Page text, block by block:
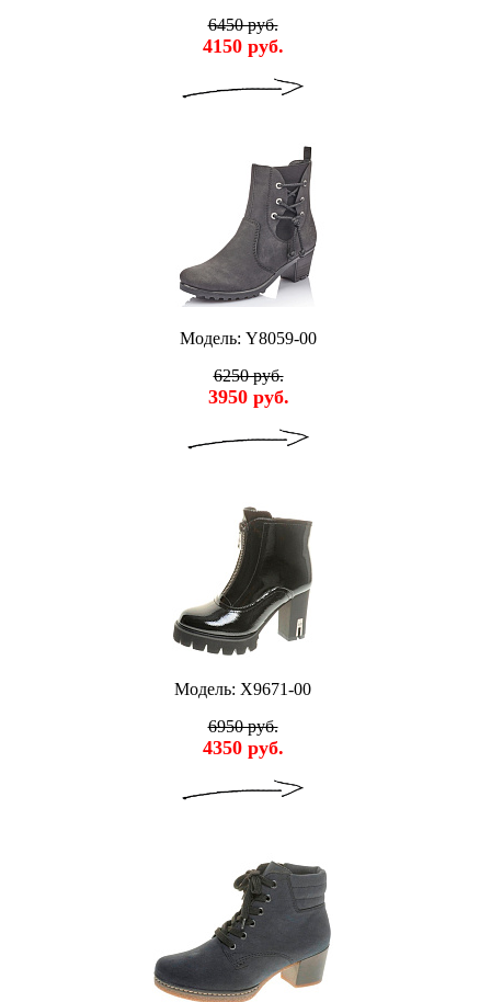
6450 руб.
4150 руб.
Модель: Y8059-00
6250 руб.
3950 руб.
Модель: X9671-00
6950 руб.
4350 руб.